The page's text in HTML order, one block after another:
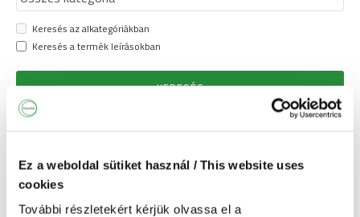
Ez a weboldal sütiket használ / This website uses
cookies
További részletekért kérjük olvassa el a
Keresés az alkategóriákban
Keresés a termék leírásokban
KERESÉS
A keresési feltételeknek megfelelő